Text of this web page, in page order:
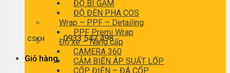
CSKH0933 547 498
Giỏ hàng
ĐỘ BI GẦM
ĐỘ ĐÈN PHA COS
Wrap – PPF – Detailing
PPF Premi Wrap
Độ xe – Nâng cấp
CAMERA 360
CẢM BIẾN ÁP SUẤT LỐP
CỐP ĐIỆN – ĐÁ CỐP